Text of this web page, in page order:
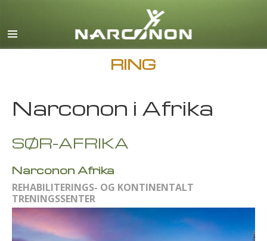
Dansk
Spansk
Italiensk
Japansk
Makedonsk
RING
Narconon i Afrika
SØR-AFRIKA
Narconon Afrika
REHABILITERINGS- OG KONTINENTALT
TRENINGSSENTER